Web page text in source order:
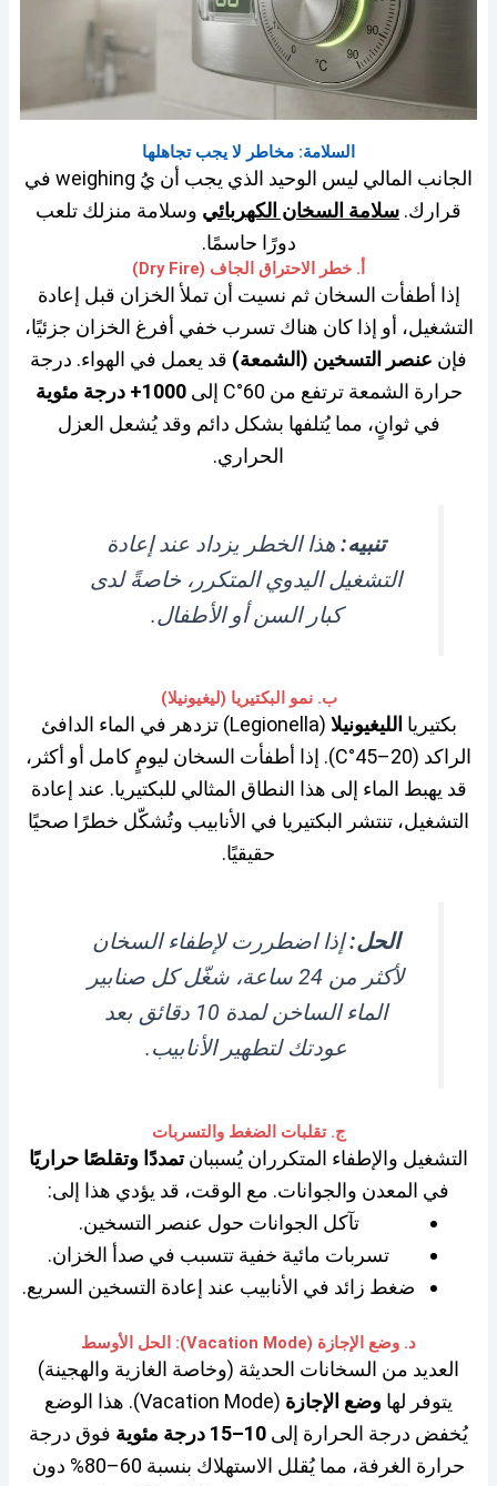
السلامة: مخاطر لا يجب تجاهلها
الجانب المالي ليس الوحيد الذي يجب أن يُ weighing في
قرارك. سلامة السخان الكهربائي وسلامة منزلك تلعب
دورًا حاسمًا.
أ. خطر الاحتراق الجاف (Dry Fire)
إذا أطفأت السخان ثم نسيت أن تملأ الخزان قبل إعادة
التشغيل، أو إذا كان هناك تسرب خفي أفرغ الخزان جزئيًا،
فإن عنصر التسخين (الشمعة) قد يعمل في الهواء. درجة
حرارة الشمعة ترتفع من 60°C إلى
1000+ درجة مئوية
في ثوانٍ، مما يُتلفها بشكل دائم وقد يُشعل العزل
الحراري.
تنبيه:هذا الخطر يزداد عند إعادة
التشغيل اليدوي المتكرر، خاصةً لدى
كبار السن أو الأطفال.
ب. نمو البكتيريا (ليغيونيلا)
بكتيريا الليغيونيلا
(Legionella) تزدهر في الماء الدافئ
الراكد (20–45°C). إذا أطفأت السخان ليومٍ كامل أو أكثر،
قد يهبط الماء إلى هذا النطاق المثالي للبكتيريا. عند إعادة
التشغيل، تنتشر البكتيريا في الأنابيب وتُشكّل خطرًا صحيًا
حقيقيًا.
الحل:إذا اضطررت لإطفاء السخان
لأكثر من 24 ساعة، شغّل كل صنابير
الماء الساخن لمدة 10 دقائق بعد
عودتك لتطهير الأنابيب.
ج. تقلبات الضغط والتسربات
التشغيل والإطفاء المتكرران يُسببانتمددًا وتقلصًا حراريًا
في المعدن والجوانات. مع الوقت، قد يؤدي هذا إلى:
تآكل الجوانات حول عنصر التسخين.
تسربات مائية خفية تتسبب في صدأ الخزان.
ضغط زائد في الأنابيب عند إعادة التسخين السريع.
د. وضع الإجازة (Vacation Mode): الحل الأوسط
العديد من السخانات الحديثة (وخاصة الغازية والهجينة)
يتوفر لها وضع الإجازة
(Vacation Mode). هذا الوضع
يُخفض درجة الحرارة إلى 10–15 درجة مئوية
فوق درجة
حرارة الغرفة، مما يُقلل الاستهلاك بنسبة 60–80% دون